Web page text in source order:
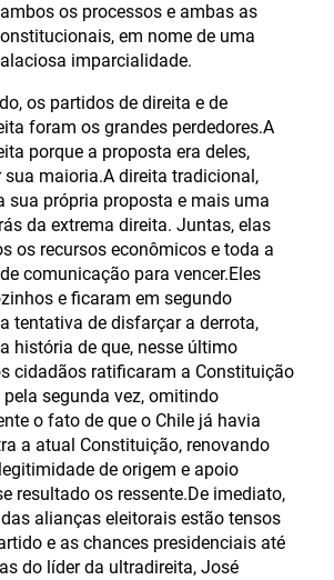
os processos e ambas as
em nome de uma
imparcialidade.
os partidos de direita e de
foram os grandes perdedores.A
porque a proposta era deles,
sua maioria.A direita tradicional,
sua própria proposta e mais uma
da extrema direita. Juntas, elas
os recursos econômicos e toda a
comunicação para vencer.Eles
e ficaram em segundo
tentativa de disfarçar a derrota,
história de que, nesse último
cidadãos ratificaram a Constituição
segunda vez, omitindo
o fato de que o Chile já havia
a atual Constituição, renovando
de origem e apoio
resultado os ressente.De imediato,
alianças eleitorais estão tensos
e as chances presidenciais até
do líder da ultradireita, José